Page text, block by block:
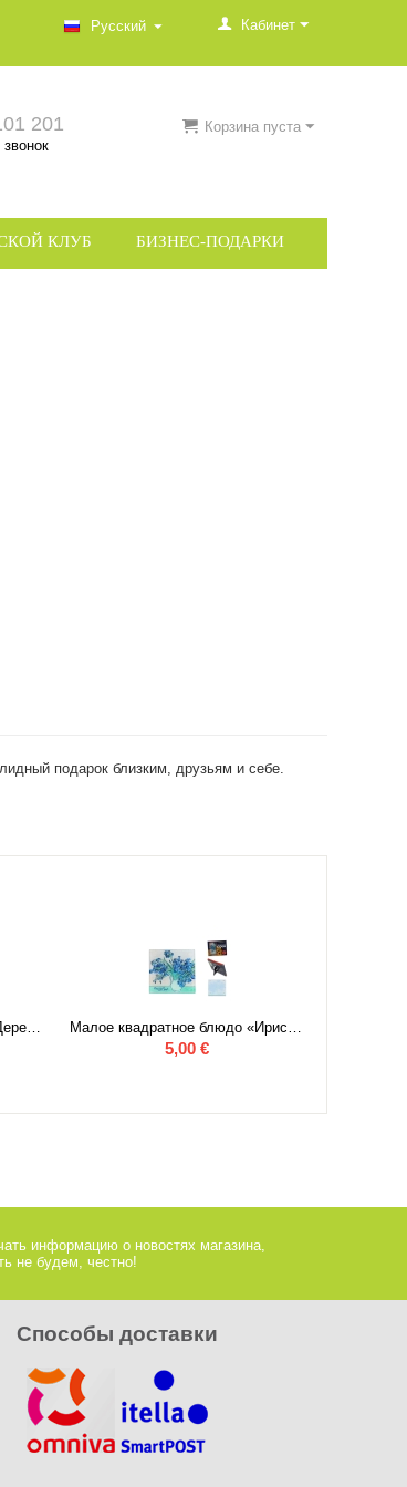
Кабинет
Русский
201
звонок
Корзина пуста
КЛУБ БИЗНЕС-ПОДАРКИ
подарок близким, друзьям и себе.
Малое квадратное блюдо «Дерево жизни» Малое квадратное блюдо «Ирисы»
5,00 €
информацию о новостях магазина,
не будем, честно!
Способы доставки